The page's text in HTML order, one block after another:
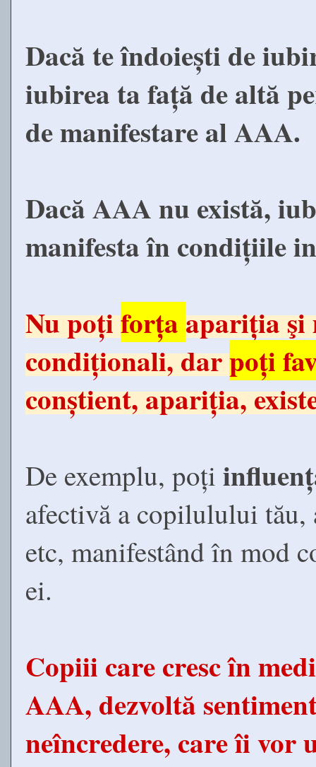
Dacă te îndoiești de
iubirea ta față de altă
de manifestare al AAA.
Dacă AAA nu există,
manifesta în condițiile
Nu poțiforțaapariția şi
condiționali, darpoți
conștient, apariția,
De exemplu, poți
afectivă a copilulului
etc, manifestând în mod
ei.
Copiii care cresc în
AAA, dezvoltă
neîncredere, care îi